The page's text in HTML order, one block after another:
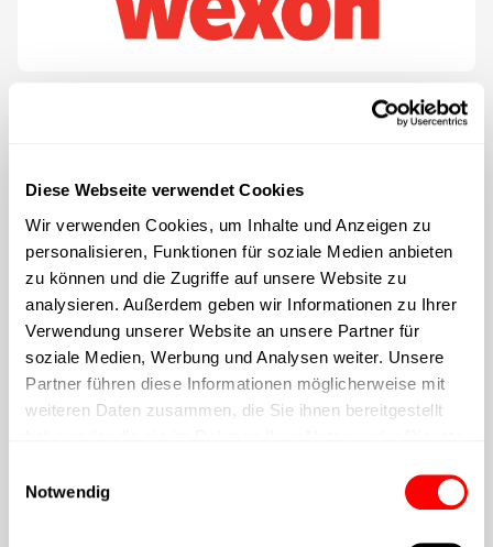
Diese Webseite verwendet Cookies
Wir verwenden Cookies, um Inhalte und Anzeigen zu
personalisieren, Funktionen für soziale Medien anbieten
zu können und die Zugriffe auf unsere Website zu
analysieren. Außerdem geben wir Informationen zu Ihrer
Verwendung unserer Website an unsere Partner für
soziale Medien, Werbung und Analysen weiter. Unsere
Partner führen diese Informationen möglicherweise mit
weiteren Daten zusammen, die Sie ihnen bereitgestellt
Notwendig